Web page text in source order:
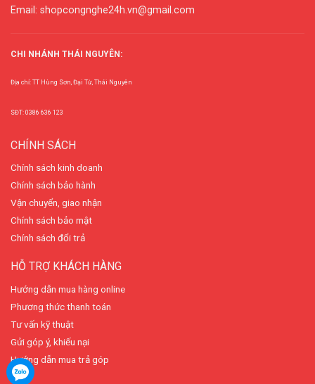
Email: shopcongnghe24h.vn@gmail.com
CHI NHÁNH THÁI NGUYÊN:
Địa chỉ: TT Hùng Sơn, Đại Từ, Thái Nguyên
SĐT: 0386 636 123
CHÍNH SÁCH
Chính sách kinh doanh
Chính sách bảo hành
Vận chuyển, giao nhận
Chính sách bảo mật
Chính sách đổi trả
HỖ TRỢ KHÁCH HÀNG
Hướng dẫn mua hàng online
Phương thức thanh toán
Tư vấn kỹ thuật
Gửi góp ý, khiếu nại
Hướng dẫn mua trả góp